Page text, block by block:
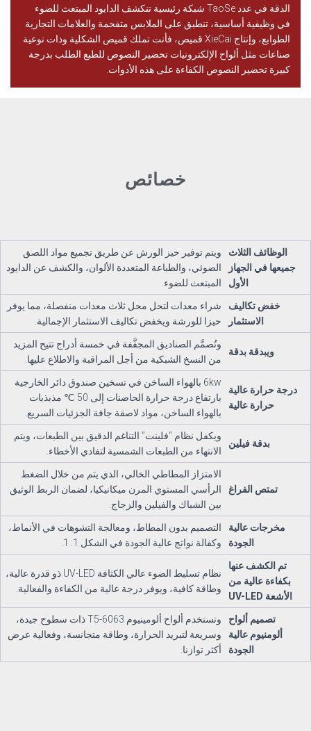
الدقة في عدد TaoSe شبكة رئيسية تنكشف الدايود المبتعث للضوء
في وظيفية أساسية، تنطبق على الملابس متفحمة والعلامات التجارية
الطوابع، وإنتاج XieCai قميص، فأنت تملك قميص الشكلية وذات نوعية
صناعات مثل ألواح الإلكترونيات تحضير النصوص للطبع الطلب بدرجة
كبيرة تحضير النصوص الكفاءة على هذه الأدوات.
خصائص
الوظائف الثلاث
جميعها في الجهاز
الأول
ويتم توفير حيز الورش عن طريق تجميع مواد اللصق
الضوئي، والطباعة المتعددة الألوان، والكشف عن الدايود
المبتعث للضوء.
خفض تكاليف
الاستثمار
شراء معدات لتحل محل ثلاث معدات منفصلة، مما يوفر
حيزا للورشة ويخفض تكاليف الاستثمار الإجمالية.
ويبدقة بدقة
وتُصمَّم الصناديق المجفَّفة في خمسة أدراج تتيح المزيد
من النسخ الشبكية من أجل المراقبة والاطلاع عليها.
درجة حرارة عالية
حرارة عالية
6kw بالهواء الساخن في تسخين صندوق دائر الخارجية
بارتفاع درجة حرارة الحاضنات إلى 50 ℃ مذبذبات
بالهواء الساخن، مواد لاصقة جافة الجزئيات السريع.
بدقة فيلين
ويكفل نظام “فلينت” التناغم الدقيق بين الطبعات، ويتم
الانتهاء من الطبعات الشمسية لتفادي الأخطاء.
تمتص الفراغ
الامتزاز المطاطي الخالي، الذي يتم من خلال الضغط
الرأسي المستوي المرن ميكانيكيا، لضمان الربط الوثيق
بين الشباك والفيلين والزجاج.
مخرجات عالية
الجودة
التصميم بدون المطاط، ومعالجة التشوهات في الأنماط،
وكفالة نواتج عالية الجودة في الشكل 1: 1.
تم الكشف عنها
بكفاءة عالية من
الأشعة UV-LED
نظام تسليط الضوء عالي الكثافة UV-LED ذو قدرة عالية،
وطاقة كافية، ويوفر درجة عالية من الكفاءة والفعالية.
تصميم ألواح
ألومنيوم عالية
الجودة
وتستخدم ألواح ألومينيوم 6063-T5 ذات سطوح جيدة،
وسريعة لتبريد الحرارة، وطاقة متجانسة، وفعالية عرض
أكثر توازنا.